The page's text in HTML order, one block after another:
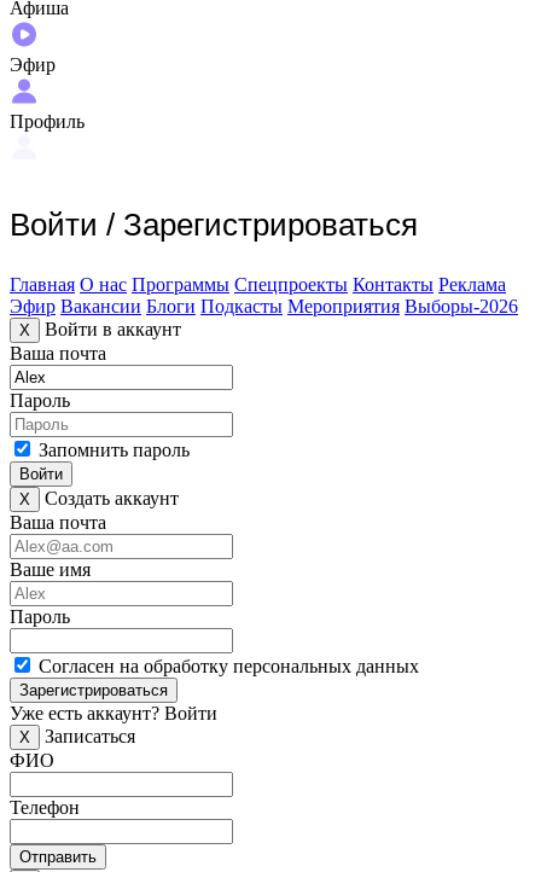
Афиша
Эфир
Профиль
Войти / Зарегистрироваться
Главная О нас Программы Спецпроекты Контакты Реклама
Эфир Вакансии Блоги Подкасты Мероприятия Выборы-2026
X
Войти в аккаунт
Ваша почта
Пароль
Запомнить пароль
Войти
X
Создать аккаунт
Ваша почта
Ваше имя
Пароль
Согласен на обработку персональных данных
Зарегистрироваться
Уже есть аккаунт? Войти
X
Записаться
ФИО
Телефон
Отправить